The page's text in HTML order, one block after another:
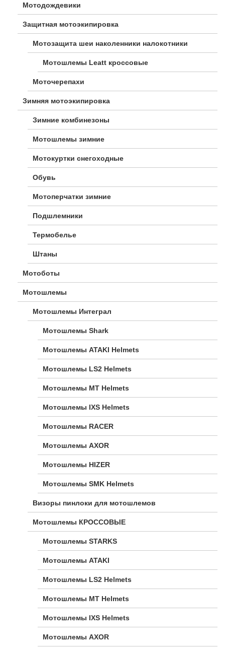
Мотодождевики
Защитная мотоэкипировка
Мотозащита шеи наколенники налокотники
Мотошлемы Leatt кроссовые
Моточерепахи
Зимняя мотоэкипировка
Зимние комбинезоны
Мотошлемы зимние
Мотокуртки снегоходные
Обувь
Мотоперчатки зимние
Подшлемники
Термобелье
Штаны
Мотоботы
Мотошлемы
Мотошлемы Интеграл
Мотошлемы Shark
Мотошлемы ATAKI Helmets
Мотошлемы LS2 Helmets
Мотошлемы MT Helmets
Мотошлемы IXS Helmets
Мотошлемы RACER
Мотошлемы AXOR
Мотошлемы HIZER
Мотошлемы SMK Helmets
Визоры пинлоки для мотошлемов
Мотошлемы КРОССОВЫЕ
Мотошлемы STARKS
Мотошлемы ATAKI
Мотошлемы LS2 Helmets
Мотошлемы MT Helmets
Мотошлемы IXS Helmets
Мотошлемы AXOR